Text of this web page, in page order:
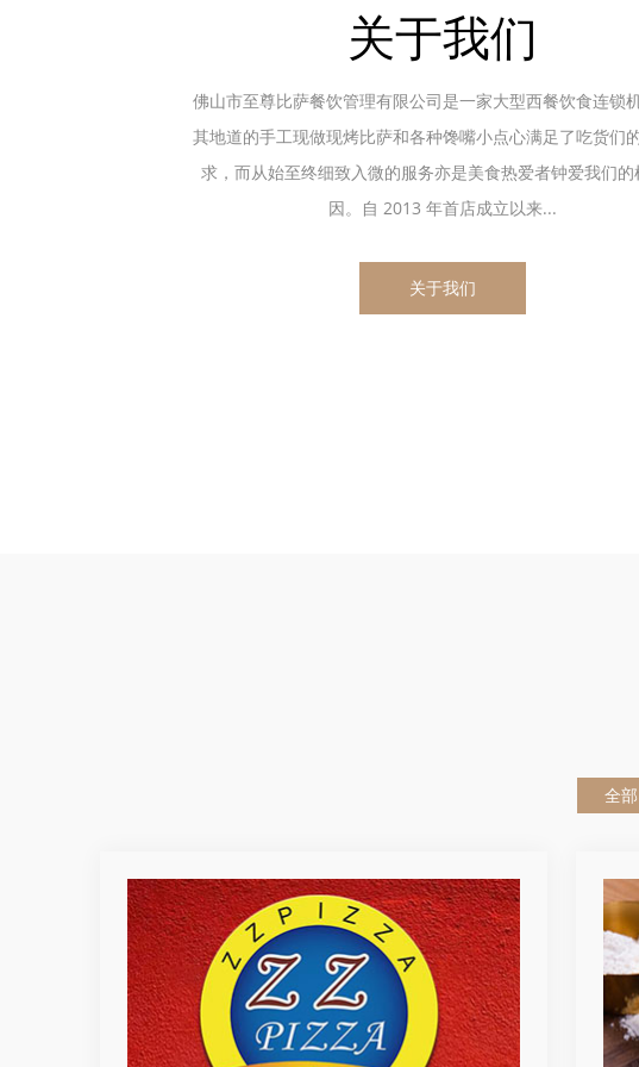
关于我们
佛山市至尊比萨餐饮管理有限公司是一家大型西餐饮食连锁
其地道的手工现做现烤比萨和各种馋嘴小点心满足了吃货们
求，而从始至终细致入微的服务亦是美食热爱者钟爱我们的
因。自 2013 年首店成立以来...
关于我们
全部